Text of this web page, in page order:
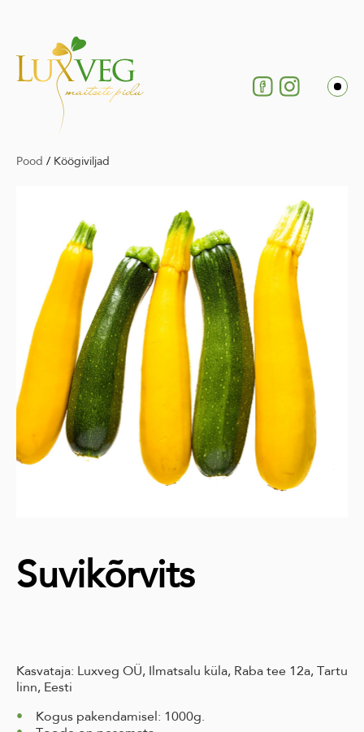
Pood / Köögiviljad
Suvikõrvits
Kasvataja: Luxveg OÜ, Ilmatsalu küla, Raba tee 12a, Tartu
linn, Eesti
Kogus pakendamisel: 1000g.